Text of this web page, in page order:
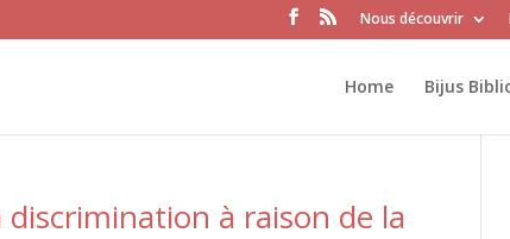
Nous découvrir
Home Bijus
discrimination à raison de la